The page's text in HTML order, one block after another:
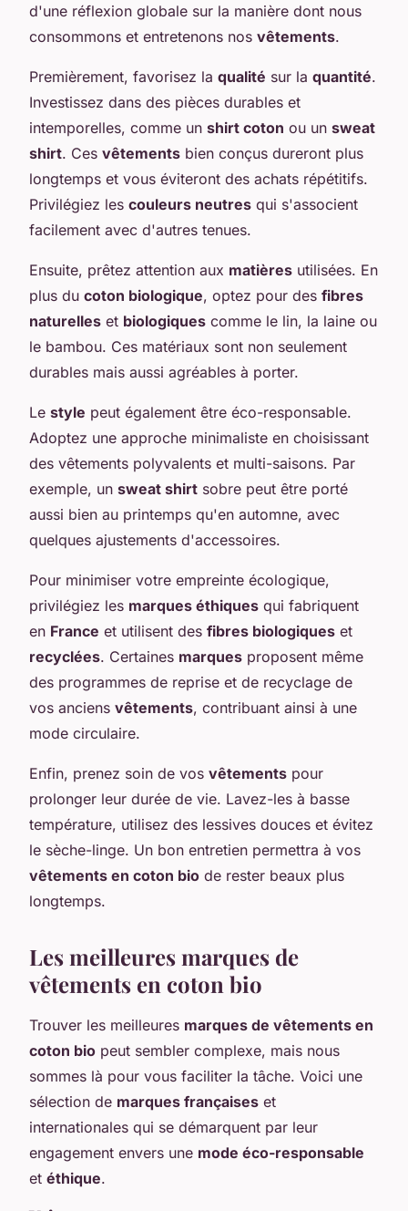
d'une réflexion globale sur la manière dont nous
consommons et entretenons nos vêtements.
Premièrement, favorisez la qualité sur la quantité.
Investissez dans des pièces durables et
intemporelles, comme un shirt coton ou un sweat
shirt. Ces vêtements bien conçus dureront plus
longtemps et vous éviteront des achats répétitifs.
Privilégiez les couleurs neutres qui s'associent
facilement avec d'autres tenues.
Ensuite, prêtez attention aux matières utilisées. En
plus du coton biologique, optez pour des fibres
naturelles et biologiques comme le lin, la laine ou
le bambou. Ces matériaux sont non seulement
durables mais aussi agréables à porter.
Le style peut également être éco-responsable.
Adoptez une approche minimaliste en choisissant
des vêtements polyvalents et multi-saisons. Par
exemple, un sweat shirt sobre peut être porté
aussi bien au printemps qu'en automne, avec
quelques ajustements d'accessoires.
Pour minimiser votre empreinte écologique,
privilégiez les marques éthiques qui fabriquent
en France et utilisent des fibres biologiques et
recyclées. Certaines marques proposent même
des programmes de reprise et de recyclage de
vos anciens vêtements, contribuant ainsi à une
mode circulaire.
Enfin, prenez soin de vos vêtements pour
prolonger leur durée de vie. Lavez-les à basse
température, utilisez des lessives douces et évitez
le sèche-linge. Un bon entretien permettra à vos
vêtements en coton bio de rester beaux plus
longtemps.
Les meilleures marques de
vêtements en coton bio
Trouver les meilleures marques de vêtements en
coton bio peut sembler complexe, mais nous
sommes là pour vous faciliter la tâche. Voici une
sélection de marques françaises et
internationales qui se démarquent par leur
engagement envers une mode éco-responsable
et éthique.